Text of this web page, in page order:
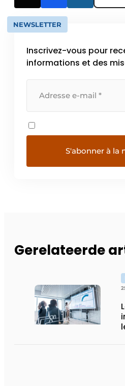
NEWSLETTER
Inscrivez-vous pour
informations et des
Gerelateerde